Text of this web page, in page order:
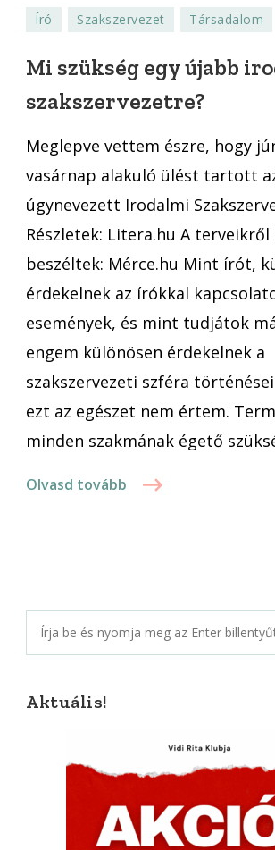
egy
Író Szakszervezet Társadalom
Mi szükség egy újabb
szakszervezetre?
Meglepve vettem észre, hogy
vasárnap alakuló ülést tartott
úgynevezett Irodalmi
Részletek: Litera.hu A
beszéltek: Mérce.hu Mint írót,
érdekelnek az írókkal
események, és mint tudjátok
engem különösen érdekelnek a
szakszervezeti szféra
ezt az egészet nem értem.
minden szakmának égető
Olvasd tovább
Keresés:
Aktuális!